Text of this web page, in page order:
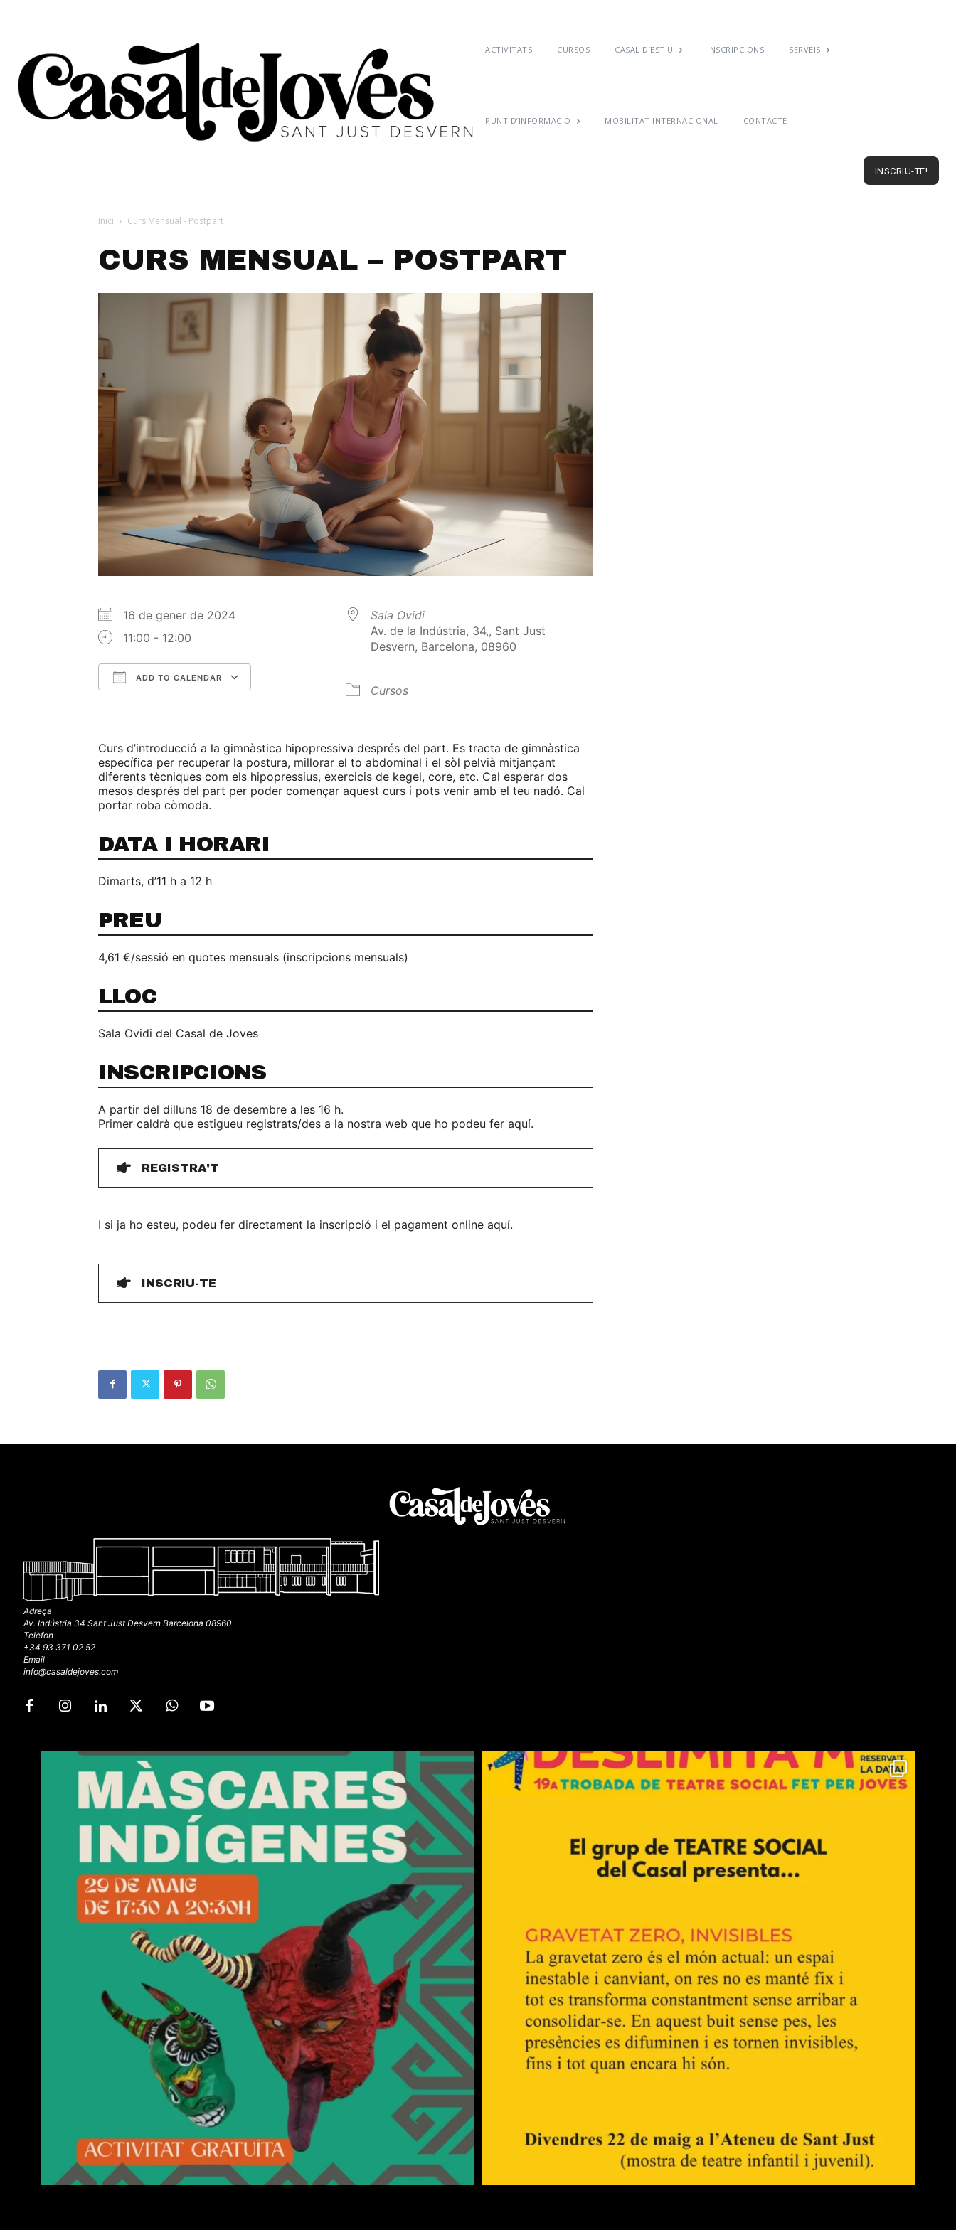
ACTIVITATS CURSOS CASAL D’ESTIU INSCRIPCIONS SERVEIS
PUNT D’INFORMACIÓ MOBILITAT INTERNACIONAL CONTACTE
INSCRIU-TE!
Inici Curs Mensual - Postpart
CURS MENSUAL – POSTPART
16 de gener de 2024
11:00 - 12:00
ADD TO CALENDAR
Sala Ovidi
Av. de la Indústria, 34,, Sant Just
Desvern, Barcelona, 08960
Cursos
Curs d’introducció a la gimnàstica hipopressiva després del part. Es tracta de gimnàstica
específica per recuperar la postura, millorar el to abdominal i el sòl pelvià mitjançant
diferents tècniques com els hipopressius, exercicis de kegel, core, etc. Cal esperar dos
mesos després del part per poder començar aquest curs i pots venir amb el teu nadó. Cal
portar roba còmoda.
DATA I HORARI
Dimarts, d’11 h a 12 h
PREU
4,61 €/sessió en quotes mensuals (inscripcions mensuals)
LLOC
Sala Ovidi del Casal de Joves
INSCRIPCIONS
A partir del dilluns 18 de desembre a les 16 h.
Primer caldrà que estigueu registrats/des a la nostra web que ho podeu fer aquí.
REGISTRA'T
I si ja ho esteu, podeu fer directament la inscripció i el pagament online aquí.
INSCRIU-TE
Adreça
Av. Indústria 34 Sant Just Desvern Barcelona 08960
Telèfon
+34 93 371 02 52
Email
info@casaldejoves.com